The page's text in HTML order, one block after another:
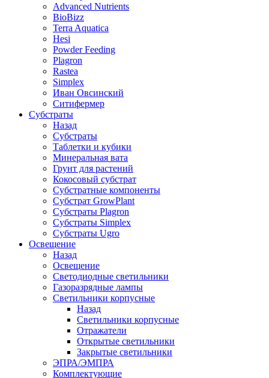
Advanced Nutrients
BioBizz
Terra Aquatica
Hesi
Powder Feeding
Plagron
Rastea
Simplex
Иван Овсинский
Ситифермер
Субстраты
Назад
Субстраты
Таблетки и кубики
Минеральная вата
Грунт для растений
Кокосовый субстрат
Субстратные компоненты
Субстрат GrowPlant
Субстраты Plagron
Субстраты Simplex
Субстраты Ugro
Освещение
Назад
Освещение
Светодиодные светильники
Газоразрядные лампы
Светильники корпусные
Назад
Светильники корпусные
Отражатели
Открытые светильники
Закрытые светильники
ЭПРА/ЭМПРА
Комплектующие